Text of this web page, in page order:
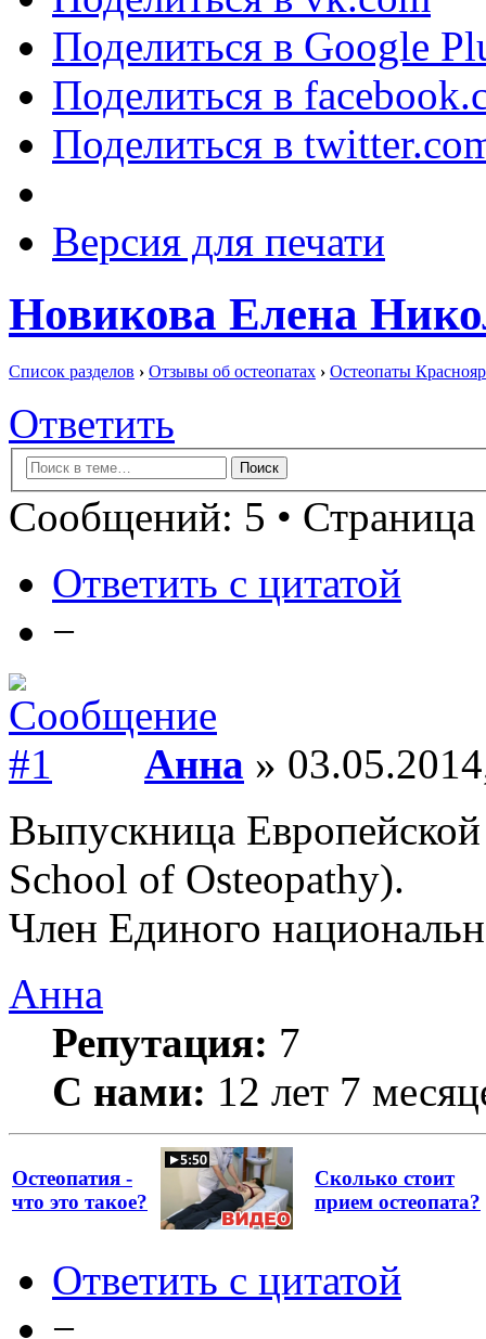
Поделиться в Google
Поделиться в
Поделиться в
Версия для печати
Новикова Елена
Список разделов › Отзывы об остеопатах › Остеопаты
Ответить
Сообщений: 5 • Страница
Ответить с цитатой
−
Анна »
Выпускница
School of Osteopathy).
Член Единого
Анна
Репутация: 7
С нами: 12 лет 7
Остеопатия -
что это такое?
Сколько стоит
прием остеопата?
Ответить с цитатой
−